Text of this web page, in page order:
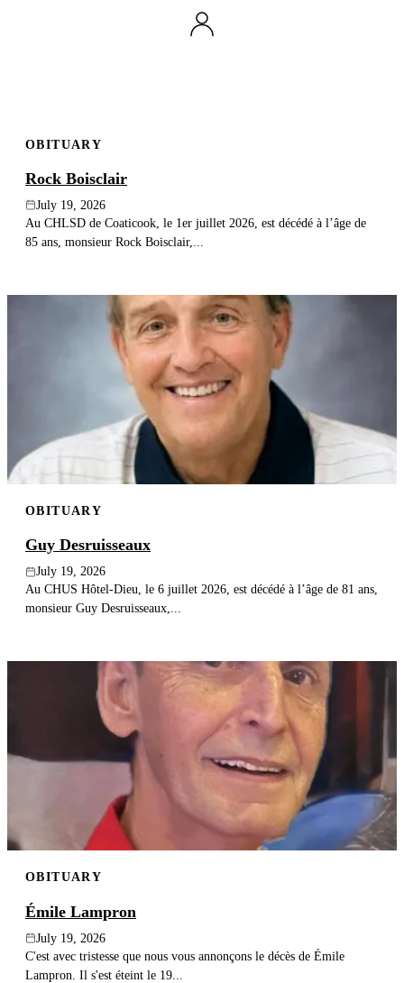
OBITUARY
Rock Boisclair
July 19, 2026
Au CHLSD de Coaticook, le 1er juillet 2026, est décédé à l’âge de
85 ans, monsieur Rock Boisclair,...
OBITUARY
Guy Desruisseaux
July 19, 2026
Au CHUS Hôtel-Dieu, le 6 juillet 2026, est décédé à l’âge de 81 ans,
monsieur Guy Desruisseaux,...
OBITUARY
Émile Lampron
July 19, 2026
C'est avec tristesse que nous vous annonçons le décès de Émile
Lampron. Il s'est éteint le 19...